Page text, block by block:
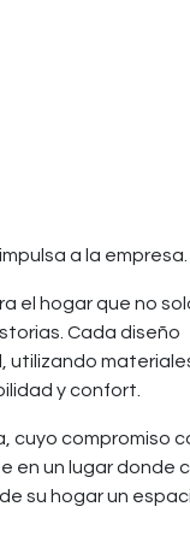
a la
el hogar que no
Cada diseño
utilizando
y confort.
cuyo compromiso
en un lugar donde
su hogar un